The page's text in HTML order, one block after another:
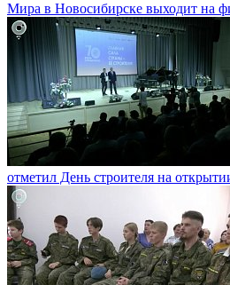
Мира в Новосибирске выходит на
отметил День строителя на